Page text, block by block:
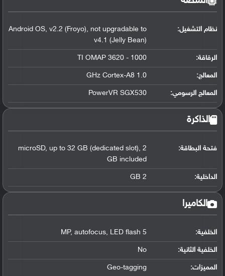
نظام التشغيل:
Android OS, v2.2 (Froyo), not upgradable to
v4.1 (Jelly Bean)
الرقاقة:
TI OMAP 3620 - 1000
المعالج:
1.0 GHz Cortex-A8
المعالج الرسومي:
PowerVR SGX530
الذاكرة
فتحة البطاقة:
microSD, up to 32 GB (dedicated slot), 2
GB included
الداخلية: 2 GB
الكاميرا
الخلفية: 5 MP, autofocus, LED flash
الخلفية الثانية: No
المميزات: Geo-tagging